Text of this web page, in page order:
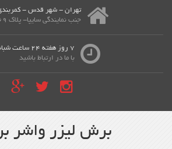
تهران - شهر قدس -
جنب نمایندگی سایپا- پلاک 169
7 روز هفته 24 ساعت شبانه روز
با ما در ارتباط باشید
برش لیزر واشر